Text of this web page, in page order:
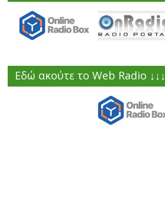
Εδώ ακούτε το Web Radio ↓↓↓